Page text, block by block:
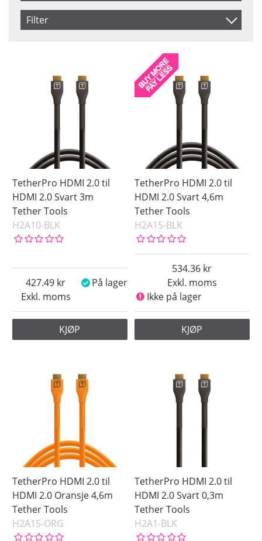
Artikelkod
Filter
Pris
HDMI A
HDMI Micro
Male
Female
HDMI 2.0
HDMI A
På lager
Ikke på lager
TetherPro HDMI 2.0 til
HDMI 2.0 Svart 3m
Tether Tools
H2A10-BLK
Exkl. moms
427.49 På lager
KJØP
TetherPro HDMI 2.0 til
HDMI 2.0 Svart 4,6m
Tether Tools
H2A15-BLK
Exkl. moms
534.36
Ikke på lager
KJØP
TetherPro HDMI 2.0 til
HDMI 2.0 Oransje 4,6m
Tether Tools
H2A15-ORG
TetherPro HDMI 2.0 til
HDMI 2.0 Svart 0,3m
Tether Tools
H2A1-BLK